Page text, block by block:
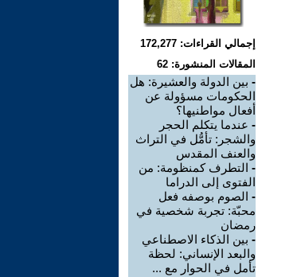
إجمالي القراءات: 172,277
المقالات المنشورة: 62
- بين الدولة والعشيرة: هل
الحكومات مسؤولة عن
أفعال مواطنيها؟
- عندما يتكلم الحجر
والشجر: تأمُّل في التراث
والعنف المقدس
- التطرف كمنظومة: من
الفتوى إلى الدراما
- الصوم بوصفه فعل
محبّة: تجربة شخصية في
رمضان
- بين الذكاء الاصطناعي
والبعد الإنساني: لحظة
تأمل في الحوار مع ...